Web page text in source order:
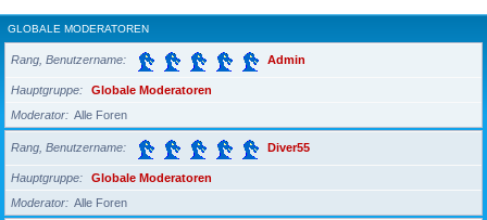
GLOBALE MODERATOREN
Rang, Benutzername Admin
Hauptgruppe
Globale Moderatoren
Moderator
Alle Foren
Rang, Benutzername Diver55
Hauptgruppe
Globale Moderatoren
Moderator
Alle Foren